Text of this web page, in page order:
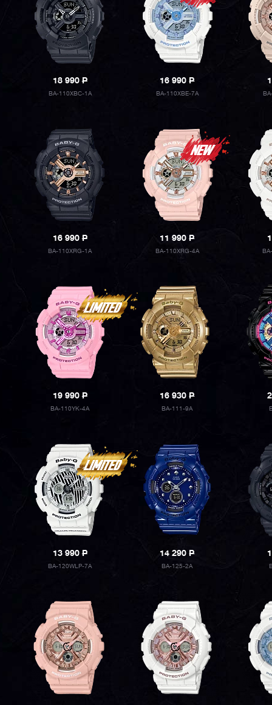
18 990P
BA-110XBC-1A
16 990P
BA-110XBE-7A
16 990P
BA-110XRG-1A
11 990P
BA-110XRG-4A
19 990P
BA-110YK-4A
16 930P
BA-111-9A
13 990P
BA-120WLP-7A
14 290P
BA-125-2A